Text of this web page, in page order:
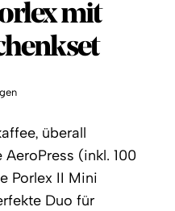
mit
überall
(inkl. 100
Porlex II Mini
Duo für